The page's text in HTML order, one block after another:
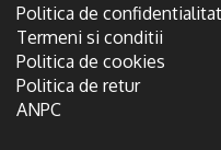
Politica de
Termeni si conditii
Politica de cookies
Politica de retur
ANPC